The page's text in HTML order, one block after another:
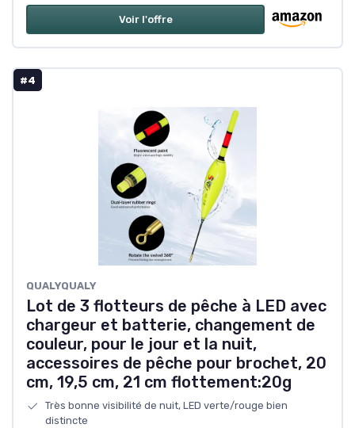
Voir l'offre
#4
‎QUALYQUALY
Lot de 3 flotteurs de pêche à LED avec
chargeur et batterie, changement de
couleur, pour le jour et la nuit,
accessoires de pêche pour brochet, 20
cm, 19,5 cm, 21 cm flottement:20g
Très bonne visibilité de nuit, LED verte/rouge bien
distincte